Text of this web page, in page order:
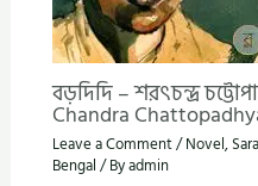
বড়দিদি – শরৎচন্দ্র
Chandra
Leave a Comment/Novel,
Bengal / Byadmin